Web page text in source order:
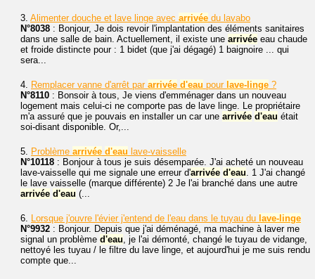
3. Alimenter douche et lave linge avec arrivée du lavabo
N°8038 : Bonjour, Je dois revoir l'implantation des éléments sanitaires
dans une salle de bain. Actuellement, il existe une arrivée eau chaude
et froide distincte pour : 1 bidet (que j'ai dégagé) 1 baignoire ... qui
sera...
4. Remplacer vanne d'arrêt par arrivée d'eau pour lave-linge ?
N°8110 : Bonsoir à tous, Je viens d'emménager dans un nouveau
logement mais celui-ci ne comporte pas de lave linge. Le propriétaire
m'a assuré que je pouvais en installer un car une arrivée d'eau était
soi-disant disponible. Or,...
5. Problème arrivée d'eau lave-vaisselle
N°10118 : Bonjour à tous je suis désemparée. J'ai acheté un nouveau
lave-vaisselle qui me signale une erreur d'arrivée d'eau. 1 J'ai changé
le lave vaisselle (marque différente) 2 Je l'ai branché dans une autre
arrivée d'eau (...
6. Lorsque j'ouvre l'évier j'entend de l'eau dans le tuyau du lave-linge
N°9932 : Bonjour. Depuis que j'ai déménagé, ma machine à laver me
signal un problème d'eau, je l'ai démonté, changé le tuyau de vidange,
nettoyé les tuyau / le filtre du lave linge, et aujourd'hui je me suis rendu
compte que...